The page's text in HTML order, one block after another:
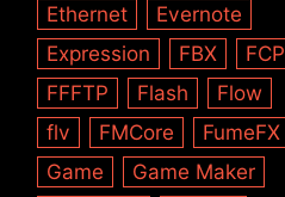
Ethernet
Evernote
Expression
FBX
FCP
FFFTP
Flash
Flow
flv
FMCore
FumeFX
Game
Game Maker